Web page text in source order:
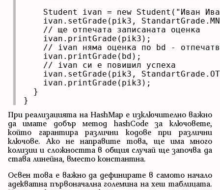
Student ivan = new Student("Иван
ivan.setGrade(pik3,
    // ще отпечата записаната оценка
    ivan.printGrade(pik3);
// ivan няма оценка по bd -
    ivan.printGrade(bd);
    // ivan си е повишил успеха
ivan.setGrade(pik3,
    ivan.printGrade(pik3);
  }
}
При реализацията на HashMap е изключително важно
да имате добър метод hashCode за ключовете,
който гарантира различни кодове при различни
ключове. Ако не направите това, ще има много
колизии и сложността в общия случай ще започва да
става линейна, вместо константна.
Освен това е важно да дефинирате в самото начало
адекватна първоначална големина на хеш таблицата.